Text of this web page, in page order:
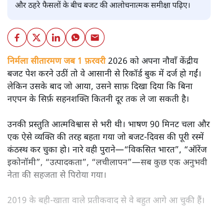
और ठहरे फैसलों के बीच बजट की आलोचनात्मक समीक्षा पढ़िए।
निर्मला सीतारमण जब 1 फ़रवरी2026 को अपना नौवाँ केंद्रीय
बजट पेश करने उठीं तो वे आसानी से रिकॉर्ड बुक में दर्ज हो गईं।
लेकिन उसके बाद जो आया, उसने साफ़ दिखा दिया कि बिना
नएपन के सिर्फ़ सहनशक्ति कितनी दूर तक ले जा सकती है।
उनकी प्रस्तुति आत्मविश्वास से भरी थी। भाषण 90 मिनट चला और
एक ऐसे व्यक्ति की तरह बहता गया जो बजट‑दिवस की पूरी रस्में
कंठस्थ कर चुका हो। नारे वही पुराने—“विकसित भारत”, “ऑरेंज
इकोनॉमी”, “उत्पादकता”, “लचीलापन”—सब कुछ एक अनुभवी
नेता की सहजता से पिरोया गया।
2019 के बही‑खाता वाले प्रतीकवाद से वे बहुत आगे आ चुकी हैं।